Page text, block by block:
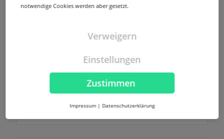
NodeSecure ist der Anycast Service von
Option, Zonen mit DNSSEC zu signieren
und die Verfügbarkeit zu erhöhen.
notwendige Cookies werden aber gesetzt.
Zustimmen
Verweigern
Einstellungen
Impressum | Datenschutzerklärung